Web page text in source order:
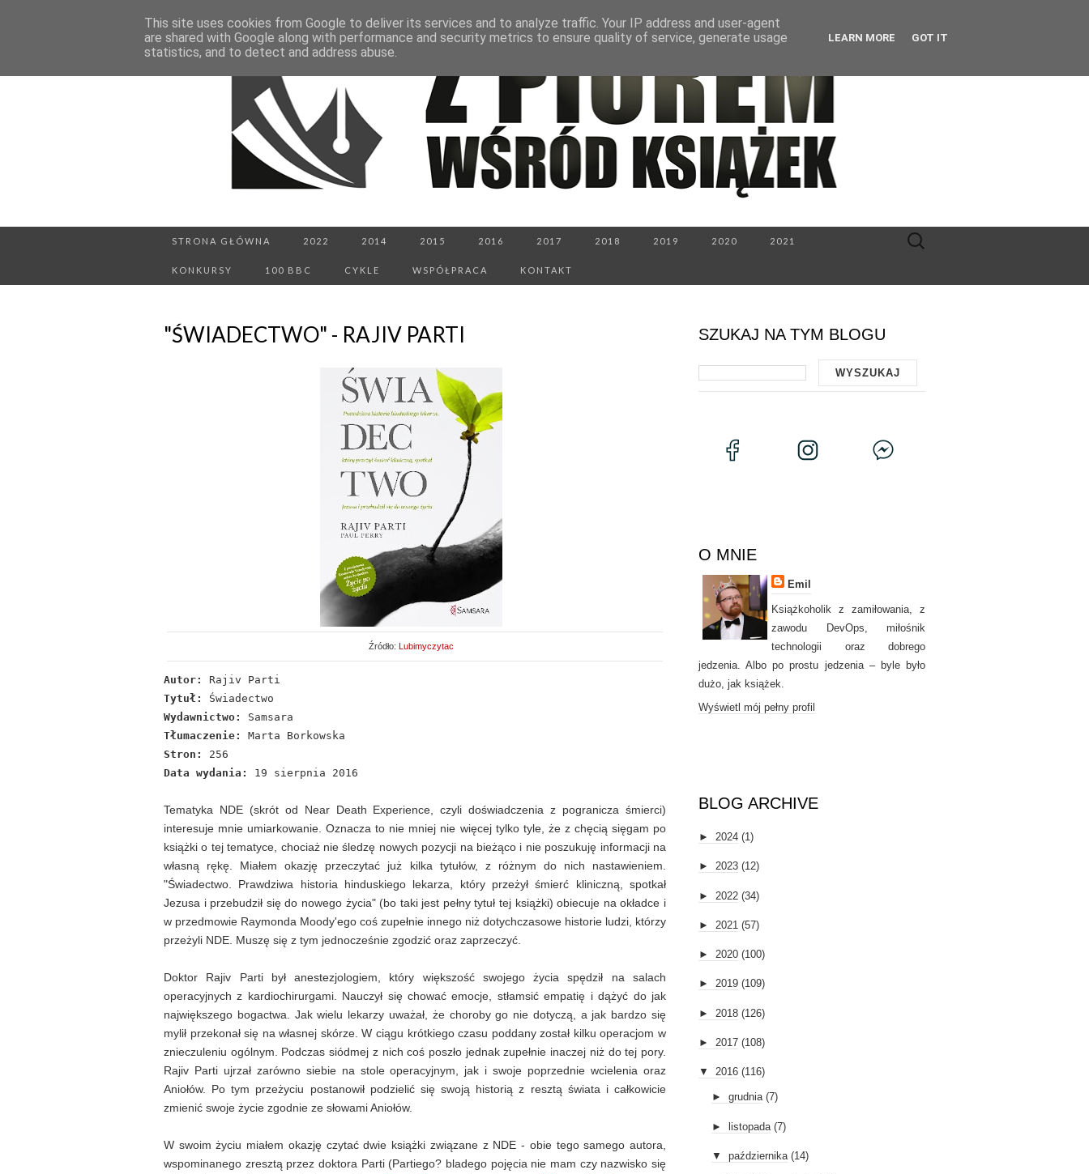
STRONA GŁÓWNA 2022 2014 2015 2016 2017 2018 2019 2020 2021
KONKURSY 100 BBC CYKLE WSPÓŁPRACA KONTAKT
Search
"ŚWIADECTWO" - RAJIV PARTI
Źródło: Lubimyczytac
Autor:
Rajiv Parti
Tytuł: Świadectwo
Wydawnictwo: Samsara
Tłumaczenie:
Marta Borkowska
Stron:
256
Data wydania: 19 sierpnia 2016
Tematyka NDE (skrót od Near Death Experience, czyli doświadczenia z pogranicza śmierci)
interesuje mnie umiarkowanie. Oznacza to nie mniej nie więcej tylko tyle, że z chęcią sięgam po
książki o tej tematyce, chociaż nie śledzę nowych pozycji na bieżąco i nie poszukuję informacji na
własną rękę. Miałem okazję przeczytać już kilka tytułów, z różnym do nich nastawieniem.
"Świadectwo. Prawdziwa historia hinduskiego lekarza, który przeżył śmierć kliniczną, spotkał
Jezusa i przebudził się do nowego życia" (bo taki jest pełny tytuł tej książki) obiecuje na okładce i
w przedmowie Raymonda Moody'ego coś zupełnie innego niż dotychczasowe historie ludzi, którzy
przeżyli NDE. Muszę się z tym jednocześnie zgodzić oraz zaprzeczyć.
Doktor Rajiv Parti był anestezjologiem, który większość swojego życia spędził na salach
operacyjnych z kardiochirurgami. Nauczył się chować emocje, stłamsić empatię i dążyć do jak
największego bogactwa. Jak wielu lekarzy uważał, że choroby go nie dotyczą, a jak bardzo się
mylił przekonał się na własnej skórze. W ciągu krótkiego czasu poddany został kilku operacjom w
znieczuleniu ogólnym. Podczas siódmej z nich coś poszło jednak zupełnie inaczej niż do tej pory.
Rajiv Parti ujrzał zarówno siebie na stole operacyjnym, jak i swoje poprzednie wcielenia oraz
Aniołów. Po tym przeżyciu postanowił podzielić się swoją historią z resztą świata i całkowicie
zmienić swoje życie zgodnie ze słowami Aniołów.
W swoim życiu miałem okazję czytać dwie książki związane z NDE - obie tego samego autora,
wspominanego zresztą przez doktora Parti (Partiego? bladego pojęcia nie mam czy nazwisko się
SZUKAJ NA TYM BLOGU
O MNIE
Emil
Książkoholik z zamiłowania, z
zawodu DevOps, miłośnik
technologii oraz dobrego
jedzenia. Albo po prostu jedzenia – byle było
dużo, jak książek.
Wyświetl mój pełny profil
BLOG ARCHIVE
► 2024 (1)
► 2023 (12)
► 2022 (34)
► 2021 (57)
► 2020 (100)
► 2019 (109)
► 2018 (126)
► 2017 (108)
▼ 2016 (116)
► grudnia (7)
► listopada (7)
▼ października (14)
This site uses cookies from Google to deliver its services and to analyze traffic. Your IP address and user-agent
are shared with Google along with performance and security metrics to ensure quality of service, generate usage
statistics, and to detect and address abuse.
LEARN MORE GOT IT